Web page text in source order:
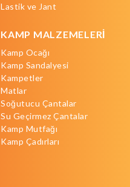
Lastik ve Jant
KAMP MALZEMELERİ
Kamp Ocağı
Kamp Sandalyesi
Kampetler
Matlar
Soğutucu Çantalar
Su Geçirmez Çantalar
Kamp Mutfağı
Kamp Çadırları